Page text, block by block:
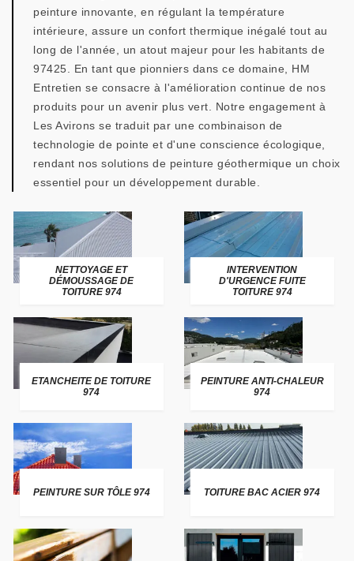
peinture innovante, en régulant la température
intérieure, assure un confort thermique inégalé tout au
long de l'année, un atout majeur pour les habitants de
97425. En tant que pionniers dans ce domaine, HM
Entretien se consacre à l'amélioration continue de nos
produits pour un avenir plus vert. Notre engagement à
Les Avirons se traduit par une combinaison de
technologie de pointe et d'une conscience écologique,
rendant nos solutions de peinture géothermique un choix
essentiel pour un développement durable.
NETTOYAGE ET
DÉMOUSSAGE DE
TOITURE 974
INTERVENTION
D'URGENCE FUITE
TOITURE 974
ETANCHEITE DE TOITURE
974
PEINTURE ANTI-CHALEUR
974
PEINTURE SUR TÔLE 974 TOITURE BAC ACIER 974